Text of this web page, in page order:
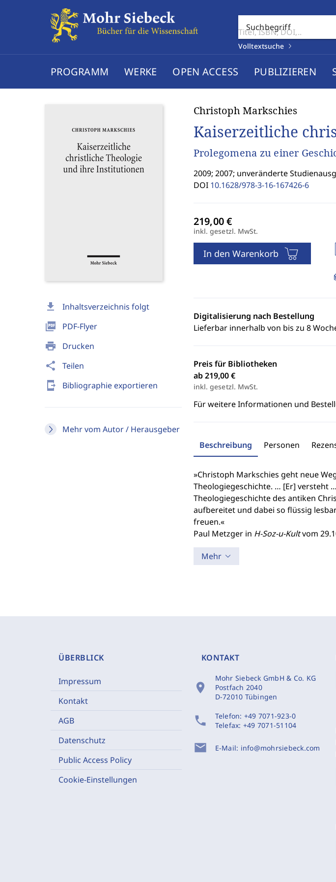
Suchbegriff
Volltextsuche
PROGRAMM WERKE OPEN ACCESS PUBLIZIEREN
download Inhaltsverzeichnis folgt
picture_as_pdf PDF-Flyer
print Drucken
share Teilen
send_to_mobile Bibliographie exportieren
Mehr vom Autor / Herausgeber
Christoph Markschies
Kaiserzeitliche
Prolegomena zu einer
2009; 2007; unveränderte
DOI 10.1628/978-3-16-167426-6
inkl. gesetzl. MwSt.
In den Warenkorb
Digitalisierung nach Bestellung
Lieferbar innerhalb von bis zu 8
Preis für Bibliotheken
ab 219,00 €
inkl. gesetzl. MwSt.
Für weitere Informationen und
Beschreibung Personen
»Christoph Markschies geht neue
Theologiegeschichte. … [Er] versteht
Theologiegeschichte des antiken
aufbereitet und dabei so flüssig
freuen.«
Paul Metzger in H-Soz-u-Kultvom
Mehr
ÜBERBLICK
Impressum
Kontakt
AGB
Datenschutz
Public Access Policy
Cookie-Einstellungen
KONTAKT
location_on
Mohr Siebeck GmbH & Co. KG
Postfach 2040
D-72010 Tübingen
phone Telefon: +49 7071-923-0
Telefax: +49 7071-51104
mail E-Mail: info@mohrsiebeck.com